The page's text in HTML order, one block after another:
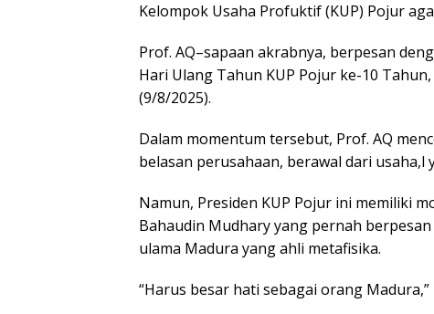
Kelompok Usaha Profuktif (KUP) Pojur
Prof. AQ–sapaan akrabnya, berpesan
Hari Ulang Tahun KUP Pojur ke-10
(9/8/2025).
Dalam momentum tersebut, Prof. AQ
belasan perusahaan, berawal dari usaha,l
Namun, Presiden KUP Pojur ini memiliki
Bahaudin Mudhary yang pernah
ulama Madura yang ahli metafisika.
“Harus besar hati sebagai orang Madura,”